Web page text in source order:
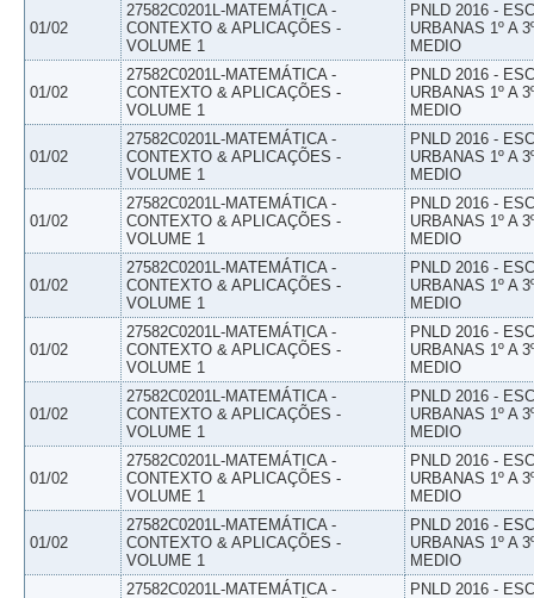
01/02
27582C0201L-MATEMÁTICA -
CONTEXTO & APLICAÇÕES -
VOLUME 1
PNLD 2016 -
URBANAS 1º A
MEDIO
01/02
27582C0201L-MATEMÁTICA -
CONTEXTO & APLICAÇÕES -
VOLUME 1
PNLD 2016 -
URBANAS 1º A
MEDIO
01/02
27582C0201L-MATEMÁTICA -
CONTEXTO & APLICAÇÕES -
VOLUME 1
PNLD 2016 -
URBANAS 1º A
MEDIO
01/02
27582C0201L-MATEMÁTICA -
CONTEXTO & APLICAÇÕES -
VOLUME 1
PNLD 2016 -
URBANAS 1º A
MEDIO
01/02
27582C0201L-MATEMÁTICA -
CONTEXTO & APLICAÇÕES -
VOLUME 1
PNLD 2016 -
URBANAS 1º A
MEDIO
01/02
27582C0201L-MATEMÁTICA -
CONTEXTO & APLICAÇÕES -
VOLUME 1
PNLD 2016 -
URBANAS 1º A
MEDIO
01/02
27582C0201L-MATEMÁTICA -
CONTEXTO & APLICAÇÕES -
VOLUME 1
PNLD 2016 -
URBANAS 1º A
MEDIO
01/02
27582C0201L-MATEMÁTICA -
CONTEXTO & APLICAÇÕES -
VOLUME 1
PNLD 2016 -
URBANAS 1º A
MEDIO
01/02
27582C0201L-MATEMÁTICA -
CONTEXTO & APLICAÇÕES -
VOLUME 1
PNLD 2016 -
URBANAS 1º A
MEDIO
27582C0201L-MATEMÁTICA -
PNLD 2016 -